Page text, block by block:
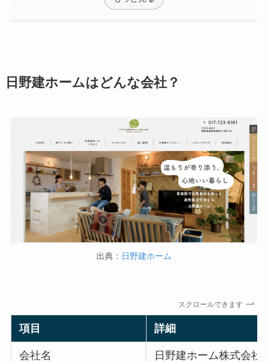
日野建ホームはどんな会社？
出典： 日野建ホーム
スクロールできます
項目 詳細
会社名 日野建ホーム株式会社